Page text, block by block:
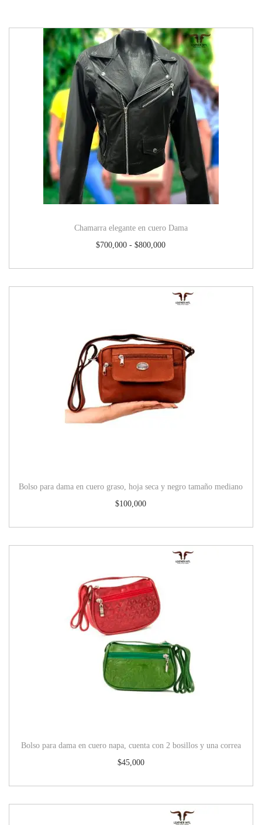
Chamarra elegante en cuero Dama
$700,000 - $800,000
Bolso para dama en cuero graso, hoja seca y negro tamaño mediano
$100,000
Bolso para dama en cuero napa, cuenta con 2 bosillos y una correa
$45,000